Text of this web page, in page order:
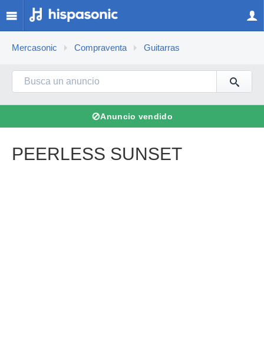
Mercasonic Compraventa Guitarras
⊘Anuncio vendido
PEERLESS SUNSET